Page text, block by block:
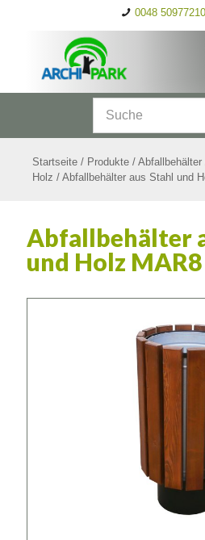
0048
Startseite / Produkte / Abfallbehälter
Holz / Abfallbehälter aus Stahl und
Abfallbehälter
und Holz MAR8